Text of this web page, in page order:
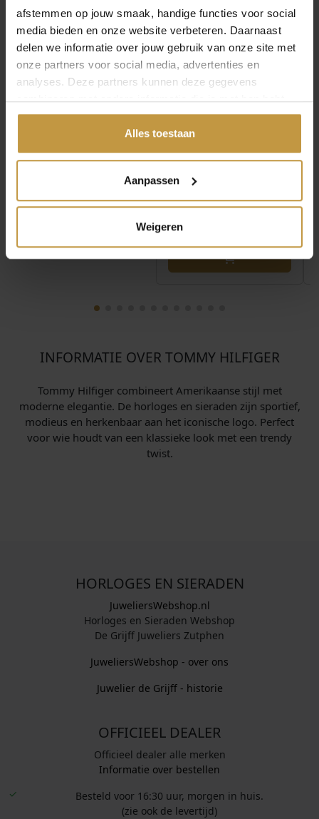
afstemmen op jouw smaak, handige functies voor social
media bieden en onze website verbeteren. Daarnaast
delen we informatie over jouw gebruik van onze site met
onze partners voor social media, advertenties en
analyses. Deze partners kunnen deze gegevens
combineren met andere informatie die je met hen hebt
gedeeld of die ze hebben verzameld via jouw gebruik van
Alles toestaan
Aanpassen
Weigeren
TOMMY HILFIGER
HORLOGE TH1782894
DEMI BANGLE
BICOLOR
Direct leverbaar, 1
werkdag
TOMMY HILFIGER
HORLOGE TH1782886
MACKENZIE
GOLDPLATED
Direct leverbaar, 1
werkdag
INFORMATIE OVER TOMMY HILFIGER
Tommy Hilfiger combineert Amerikaanse stijl met
moderne elegantie. De horloges en sieraden zijn sportief,
modieus en herkenbaar aan het iconische logo. Perfect
voor wie houdt van een klassieke look met een trendy
twist.
HORLOGES EN SIERADEN
JuweliersWebshop.nl
Horloges en Sieraden Webshop
De Grijff Juweliers Zutphen
JuweliersWebshop - over ons
Juwelier de Grijff - historie
OFFICIEEL DEALER
Officieel dealer alle merken
Informatie over bestellen
Besteld voor 16:30 uur, morgen in huis.
(zie ook de levertijd)